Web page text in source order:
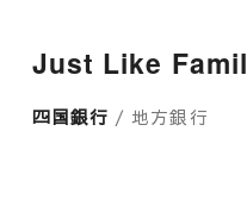
Just Like
四国銀行 / 地方銀行